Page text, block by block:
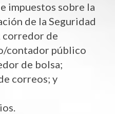
impuestos sobre la
de la Seguridad
de
contador público
de bolsa;
correos; y